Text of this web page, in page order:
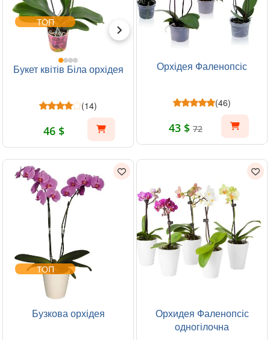
ТОП
Букет квітів Біла орхідея
(14)
46 $
Орхідея Фаленопсіс
(46)
43 $ 72
ТОП
Бузкова орхідея
Орхидея Фаленопсіс
одногілочна